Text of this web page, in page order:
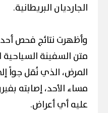
الجارديان البريطانية.
وأظهرت نتائج فحص أحد
متن السفينة
مساء الأحد، إصابته
عليه أي أعراض.